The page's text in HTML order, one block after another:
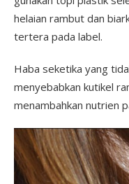
helaian rambut dan
tertera pada label.
Haba seketika yang
menyebabkan kutikel
menambahkan nutrien